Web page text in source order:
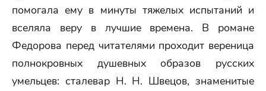
помогала ему в минуты тяжелых испытаний и
вселяла веру в лучшие времена. В романе
Федорова перед читателями проходит вереница
полнокровных душевных образов русских
умельцев: сталевар Н. Н. Швецов, знаменитые